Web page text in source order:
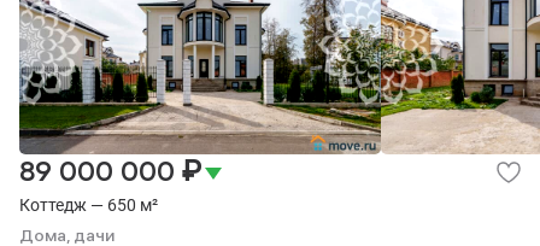
Коттедж — 650 м²
Дома, дачи
89 000 000 ₽